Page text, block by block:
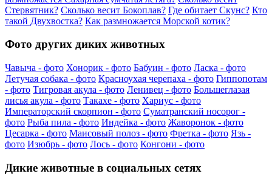
Стервятник? Сколько весит Бокоплав? Где обитает Скунс? Кто
такой Двухвостка? Как размножается Морской котик?
Фото других диких животных
Чавыча - фото Хонорик - фото Бабуин - фото Ласка - фото
Летучая собака - фото Красноухая черепаха - фото Гиппопотам
- фото Тигровая акула - фото Ленивец - фото Большеглазая
лисья акула - фото Такахе - фото Хариус - фото
Императорский скорпион - фото Суматранский носорог -
фото Рыба пила - фото Индейка - фото Жаворонок - фото
Цесарка - фото Маисовый полоз - фото Фретка - фото Язь -
фото Изюбрь - фото Лось - фото Конгони - фото
Дикие животные в социальных сетях